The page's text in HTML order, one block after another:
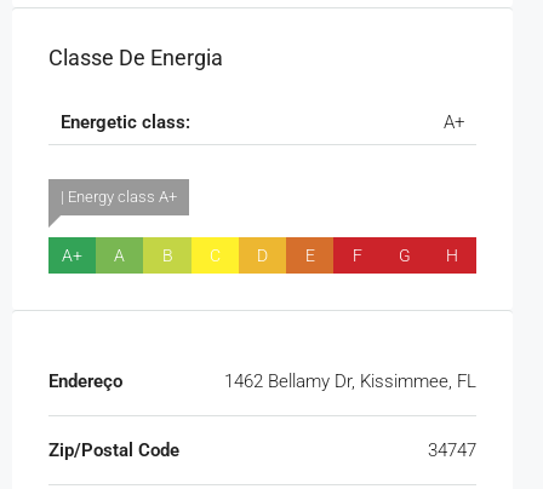
Classe De Energia
Energetic class: A+
| Energy class A+
A+ A B C D E F G H
Endereço 1462 Bellamy Dr, Kissimmee, FL
Zip/Postal Code 34747